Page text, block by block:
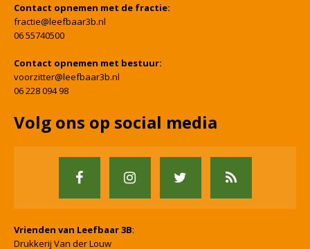
Contact opnemen met de fractie:
fractie@leefbaar3b.nl
06 55740500
Contact opnemen met bestuur:
voorzitter@leefbaar3b.nl
06 228 094 98
Volg ons op social media
Vrienden van Leefbaar 3B:
Drukkerij Van der Louw